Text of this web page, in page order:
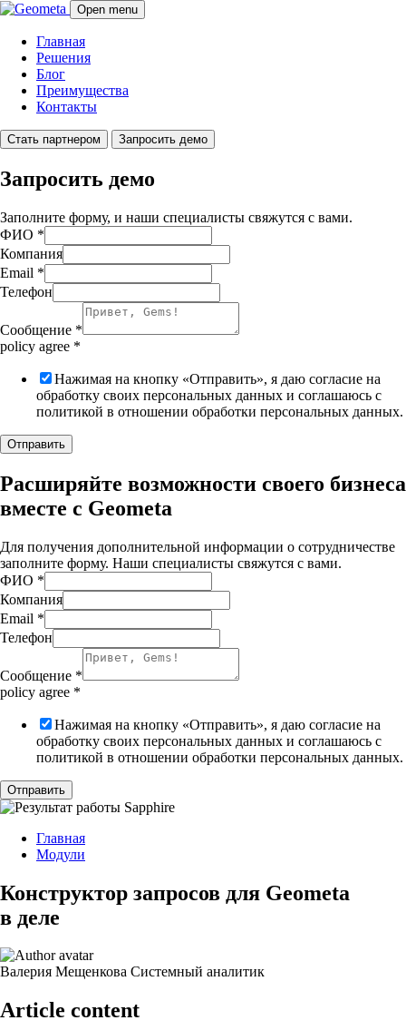
Open menu
Главная
Решения
Блог
Преимущества
Контакты
Стать партнером Запросить демо
Запросить демо
Заполните форму, и наши специалисты свяжутся с вами.
ФИО *
Компания
Email *
Телефон
Сообщение *
policy agree *
Нажимая на кнопку «Отправить», я даю согласие на
обработку своих персональных данных и соглашаюсь с
политикой в отношении обработки персональных данных.
Отправить
Расширяйте возможности своего бизнеса
вместе с Geometa
Для получения дополнительной информации о сотрудничестве
заполните форму. Наши специалисты свяжутся с вами.
ФИО *
Компания
Email *
Телефон
Сообщение *
policy agree *
Нажимая на кнопку «Отправить», я даю согласие на
обработку своих персональных данных и соглашаюсь с
политикой в отношении обработки персональных данных.
Отправить
Главная
Модули
Конструктор запросов для Geometa
в деле
Валерия Мещенкова Системный аналитик
Article content